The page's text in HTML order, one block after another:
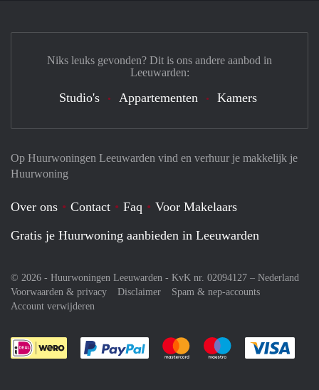
Op Huurwoningen Leeuwarden vind en verhuur je makkelijk je
Huurwoning
Over ons Contact Faq
Voor Makelaars
Gratis je Huurwoning aanbieden in Leeuwarden
© 2026 - Huurwoningen Leeuwarden - KvK nr. 02094127 – Nederland
Voorwaarden & privacy
Disclaimer
Spam & nep-accounts
Account verwijderen
Je rekent gemakkelijk af met Paypal
Je rekent gemakkelijk af met
Je rekent
Niks leuks gevonden? Dit is ons andere aanbod in
Leeuwarden:
Studio's Appartementen Kamers